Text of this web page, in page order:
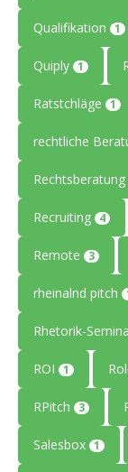
Qualifikation 1
Quiply 1
Ratstchläge 1
rechtliche
Rechtsberatung
Recruiting 4
Remote 3
rheinalnd pitch
Rhetorik-
ROI 1
RPitch 3
Salesbox 1